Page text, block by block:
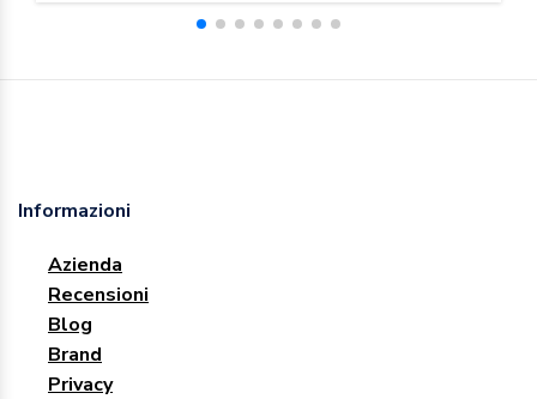
Informazioni
Azienda
Recensioni
Blog
Brand
Privacy